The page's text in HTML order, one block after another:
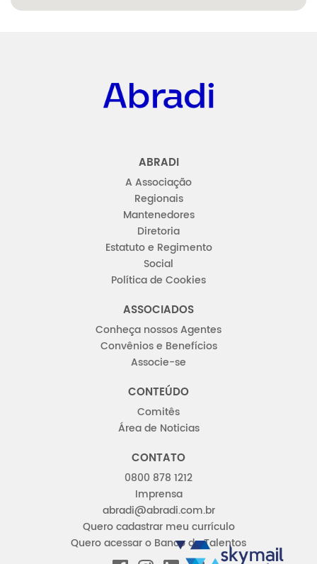
ABRADI
A Associação
Regionais
Mantenedores
Diretoria
Estatuto e Regimento
Social
Política de Cookies
ASSOCIADOS
Conheça nossos Agentes
Convênios e Benefícios
Associe-se
CONTEÚDO
Comitês
Área de Noticias
CONTATO
0800 878 1212
Imprensa
abradi@abradi.com.br
Quero cadastrar meu currículo
Quero acessar o Banco de Talentos